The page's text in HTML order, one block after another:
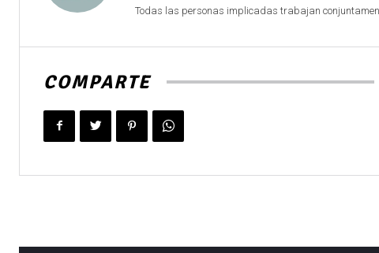
Todas las personas implicadas trabajan
COMPARTE